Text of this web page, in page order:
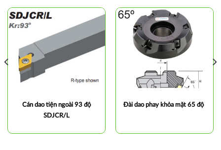
Cán dao tiện ngoài 93 độ
SDJCR/L
Đài dao phay khỏa mặt 65 độ